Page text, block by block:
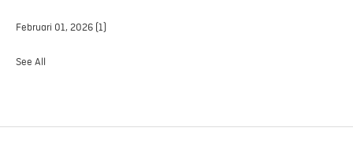
Februari 01, 2026 (1)
See All